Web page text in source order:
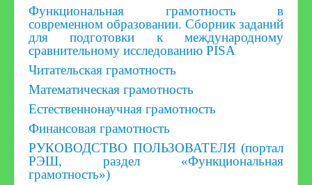
Функциональная грамотность в
современном образовании. Сборник заданий
для подготовки к международному
сравнительному исследованию PISA
Читательская грамотность
Математическая грамотность
Естественнонаучная грамотность
Финансовая грамотность
РУКОВОДСТВО ПОЛЬЗОВАТЕЛЯ (портал
РЭШ, раздел «Функциональная
грамотность»)